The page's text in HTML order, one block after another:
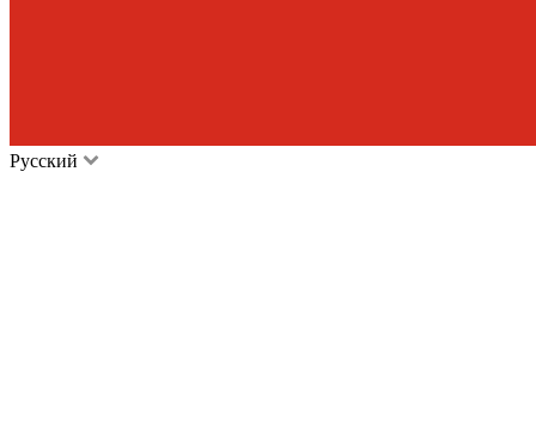
Русский